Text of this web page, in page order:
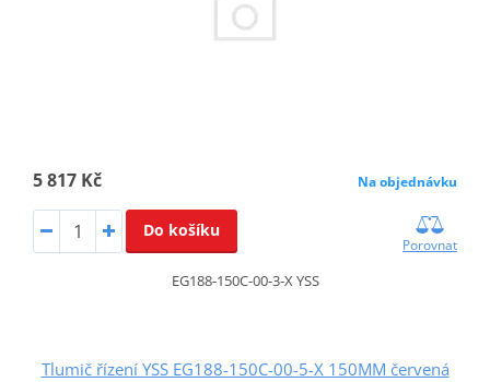
5 817 Kč Na objednávku
Do košíku
Porovnat
EG188-150C-00-3-X YSS
Tlumič řízení YSS EG188-150C-00-5-X 150MM červená